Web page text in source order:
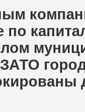
по
ЗАТО